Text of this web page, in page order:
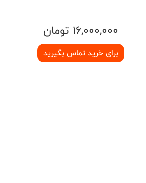
16,000,000 تومان
برای خرید تماس بگیرید